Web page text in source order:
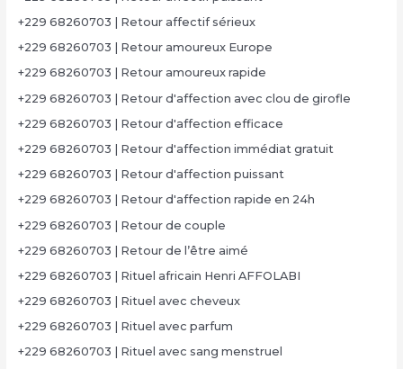
+229 68260703 | Retour affectif sérieux
+229 68260703 | Retour amoureux Europe
+229 68260703 | Retour amoureux rapide
+229 68260703 | Retour d'affection avec clou de girofle
+229 68260703 | Retour d'affection efficace
+229 68260703 | Retour d'affection immédiat gratuit
+229 68260703 | Retour d'affection puissant
+229 68260703 | Retour d'affection rapide en 24h
+229 68260703 | Retour de couple
+229 68260703 | Retour de l’être aimé
+229 68260703 | Rituel africain Henri AFFOLABI
+229 68260703 | Rituel avec cheveux
+229 68260703 | Rituel avec parfum
+229 68260703 | Rituel avec sang menstruel